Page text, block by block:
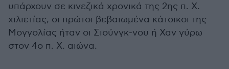
υπάρχουν σε κινεζικά χρονικά της 2ης π. Χ.
χιλιετίας, οι πρώτοι βεβαιωμένα κάτοικοι της
Μογγολίας ήταν οι Σιούνγκ-νου ή Χαν γύρω
στον 4ο π. Χ. αιώνα.